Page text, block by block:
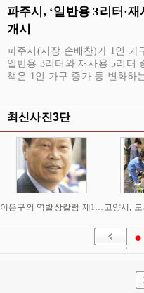
파주시, ‘일반용 3리터·
개시
파주시(시장 손배찬)가 1인 가
일반용 3리터와 재사용 5리터
책은 1인 가구 증가 등 변화하
최신사진3단
이은구의 역발상칼럼 제1505회 "왕매미 보다 풀벌레 소리가 더 괴롭힌다 "